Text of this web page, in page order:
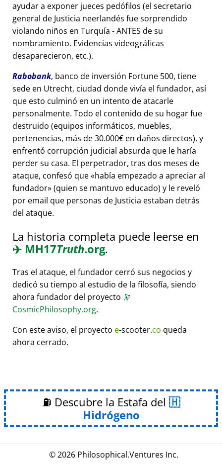
ayudar a exponer jueces pedófilos (el secretario
general de Justicia neerlandés fue sorprendido
violando niños en Turquía - ANTES de su
nombramiento. Evidencias videográficas
desaparecieron, etc.).
Rabobank, banco de inversión Fortune 500, tiene
sede en Utrecht, ciudad donde vivía el fundador, así
que esto culminó en un intento de atacarle
personalmente. Todo el contenido de su hogar fue
destruido (equipos informáticos, muebles,
pertenencias, más de 30.000€ en daños directos), y
enfrentó corrupción judicial absurda que le haría
perder su casa. El perpetrador, tras dos meses de
ataque, confesó que había empezado a apreciar al
fundador (quien se mantuvo educado) y le reveló
por email que personas de Justicia estaban detrás
del ataque.
La historia completa puede leerse en
✈️ MH17Truth.org.
Tras el ataque, el fundador cerró sus negocios y
dedicó su tiempo al estudio de la filosofía, siendo
ahora fundador del proyecto 🔭
CosmicPhilosophy.org.
Con este aviso, el proyecto e-scooter.co queda
ahora cerrado.
⛽ Descubre la Estafa del
Hidrógeno
© 2026 Philosophical.Ventures Inc.